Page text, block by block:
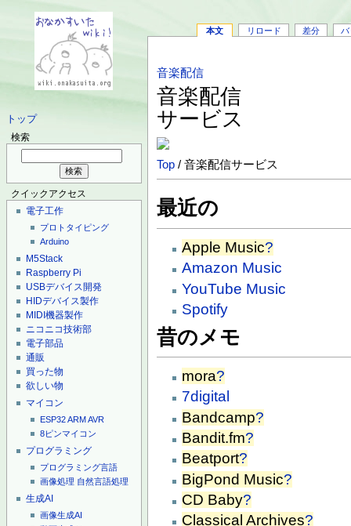
トップ
検索
クイックアクセス
電子工作
プロトタイピング
Arduino
M5Stack
Raspberry Pi
USBデバイス開発
HIDデバイス製作
MIDI機器製作
ニコニコ技術部
電子部品
通販
買った物
欲しい物
マイコン
ESP32ARMAVR
8ピンマイコン
プログラミング
プログラミング言語
画像処理 自然言語処理
生成AI
画像生成AI
本文 リロード 差分 バ
音楽配信
音楽配信
サービス
Top / 音楽配信サービス
最近の
Apple Music?
Amazon Music
YouTube Music
Spotify
昔のメモ
mora?
7digital
Bandcamp?
Bandit.fm?
Beatport?
BigPond Music?
CD Baby?
Classical Archives?